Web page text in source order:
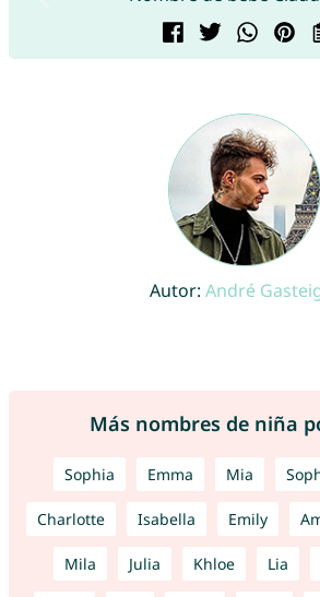
Autor: André
Más nombres de niña
Sophia Emma Mia
Charlotte Isabella Emily
Mila Julia Khloe Lia